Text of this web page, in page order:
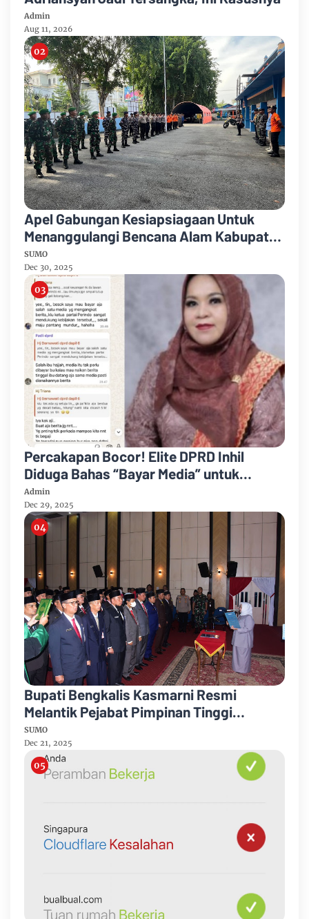
Admin
Aug 11, 2026
Apel Gabungan Kesiapsiagaan Untuk
Menanggulangi Bencana Alam Kabupaten
Bengkalis
SUMO
Dec 30, 2025
Percakapan Bocor! Elite DPRD Inhil
Diduga Bahas “Bayar Media” untuk
Dukung Kebijakan
Admin
Dec 29, 2025
Bupati Bengkalis Kasmarni Resmi
Melantik Pejabat Pimpinan Tinggi
Pratama
SUMO
Dec 21, 2025